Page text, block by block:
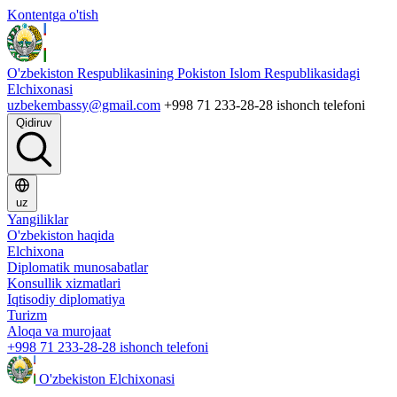
Kontentga o'tish
O'zbekiston Respublikasining Pokiston Islom Respublikasidagi
Elchixonasi
uzbekembassy@gmail.com +998 71 233-28-28 ishonch telefoni
Qidiruv
uz
Yangiliklar
O'zbekiston haqida
Elchixona
Diplomatik munosabatlar
Konsullik xizmatlari
Iqtisodiy diplomatiya
Turizm
Aloqa va murojaat
+998 71 233-28-28 ishonch telefoni
O'zbekiston Elchixonasi